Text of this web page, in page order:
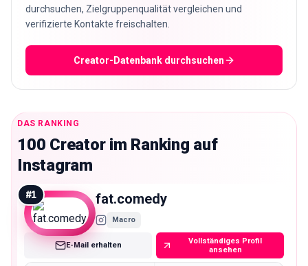
durchsuchen, Zielgruppenqualität vergleichen und
verifizierte Kontakte freischalten.
Creator-Datenbank durchsuchen
DAS RANKING
100 Creator im Ranking auf
Instagram
#1 fat.comedy
Macro
E-Mail erhalten
Vollständiges Profil
ansehen